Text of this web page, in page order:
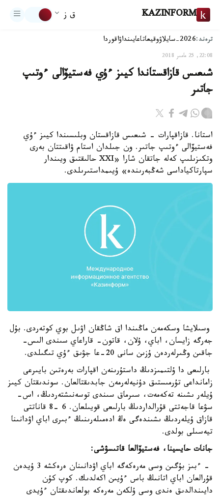
KAZINFORM ق ز
ترەند:2026-سايلاۋ وقيعاتاعايىنداۋاقوردا
22:08, 25 مامىر 2018
شىعىس قازاقستاندا كيىز ءۇي فەستيۆالى ءوتىپ
جاتىر
استانا. قازاقپارات - شىعىس قازاقستان وبلىسىندا كيىز ءۇي
فەستيۆالى ءوتىپ جاتىر. ون جىلدان استام ۋاقىتتان بەرى
وتكىزىلىپ كەلە جاتقان شارا «XXI حالىقتىق ويىندار
سپارتاكياداسى شەڭبەرىندە» ۇيىمداستىرىلدى.
وسىلايشا وسكەمەن ماڭىندا اق شاڭقان اۋىل بوي كوتەردى. بۇل
جەرگە زايسان، اباي، ۇلان، قاتون- قاراعاي سىندى الىس-
جاقىن وڭىرلەردەن ۇزىن سانى 20-عا جۋىق ءۇي تىگىلدى.
بارلىعى دا ۇلتىمىزدىڭ داستۇرىنەن اقپارات بەرەتىن بايىرعى
زامانداعى تۇرمىستىق دۇنيەلەرمەن جابدىقتالعان. سوندىقتان كيىز
ۇيلەر ىشىنە تەكەمەت، سىرماق سىندى توسەنىشتەردىڭ، اس-
سۋعا قاجەتتى قۇرالداردىڭ بارلىعى قويىلعان. 6 -8 قاناتتى
قازاق ۇيلەردىڭ ىشىندەگى ەڭ ادەمىلەرىنىڭ ءبىرى اباي اۋدانىنا
تيەسىلى بولدى.
جانات حايسينا، فەستيۆالعا قاتىسۋشى:
- ءبىز بۇگىن وسى مەرەكەگە اباي اۋدانىنان ەرەكشە 3 ۇيدەن
قۇرالعان اباي اتانىڭ باس ءۇيىن اكەلدىك. كوپ كۇن
دايىندالدىق ەندى وسى ۇلكەن مەرەكە بولعاندىقتان ءۇيدى